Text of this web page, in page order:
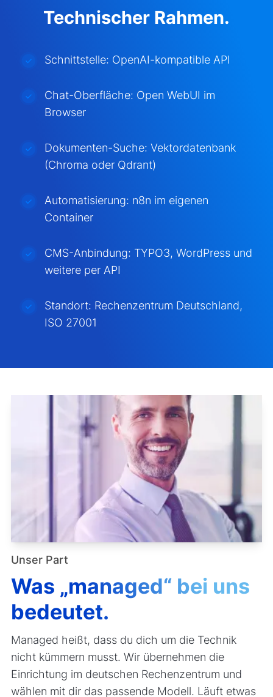
Technischer Rahmen.
Schnittstelle: OpenAI-kompatible API
Chat-Oberfläche: Open WebUI im
Browser
Dokumenten-Suche: Vektordatenbank
(Chroma oder Qdrant)
Automatisierung: n8n im eigenen
Container
CMS-Anbindung: TYPO3, WordPress und
weitere per API
Standort: Rechenzentrum Deutschland,
ISO 27001
Unser Part
Was „managed“ bei uns
bedeutet.
Managed heißt, dass du dich um die Technik
nicht kümmern musst. Wir übernehmen die
Einrichtung im deutschen Rechenzentrum und
wählen mit dir das passende Modell. Läuft etwas